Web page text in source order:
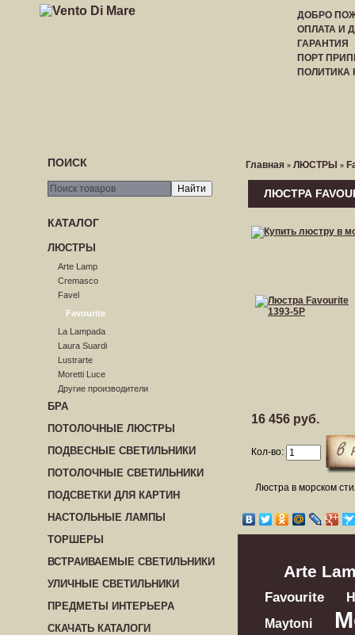
ДОБРО
ОПЛАТА И
ГАРАНТИЯ
ПОРТ
ПОИСК
КАТАЛОГ
ЛЮСТРЫ
Arte Lamp
Cremasco
Favel
Favourite
La Lampada
Laura Suardi
Lustrarte
Moretti Luce
Другие производители
БРА
ПОТОЛОЧНЫЕ ЛЮСТРЫ
ПОДВЕСНЫЕ СВЕТИЛЬНИКИ
ПОТОЛОЧНЫЕ СВЕТИЛЬНИКИ
ПОДСВЕТКИ ДЛЯ КАРТИН
НАСТОЛЬНЫЕ ЛАМПЫ
ТОРШЕРЫ
ВСТРАИВАЕМЫЕ СВЕТИЛЬНИКИ
УЛИЧНЫЕ СВЕТИЛЬНИКИ
ПРЕДМЕТЫ ИНТЕРЬЕРА
СКАЧАТЬ КАТАЛОГИ
Главная » ЛЮСТРЫ »
ЛЮСТРА
16 456 руб.
Кол-во:
Люстра в морском
Arte
Favourite
Maytoni